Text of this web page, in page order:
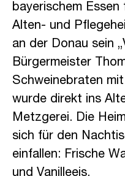
bayerischem
Alten- und
an der Donau sein
Bürgermeister
Schweinebraten
wurde direkt ins
Metzgerei. Die
sich für den
einfallen: Frische